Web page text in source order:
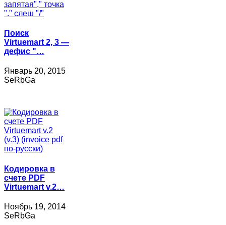
Поиск
Virtuemart 2, 3 —
дефис "…
Январь 20, 2015
SeRbGa
Кодировка в
счете PDF
Virtuemart v.2…
Ноябрь 19, 2014
SeRbGa